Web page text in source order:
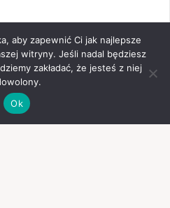
aby zapewnić Ci jak najlepsze
witryny. Jeśli nadal będziesz
zakładać, że jesteś z niej
Ok